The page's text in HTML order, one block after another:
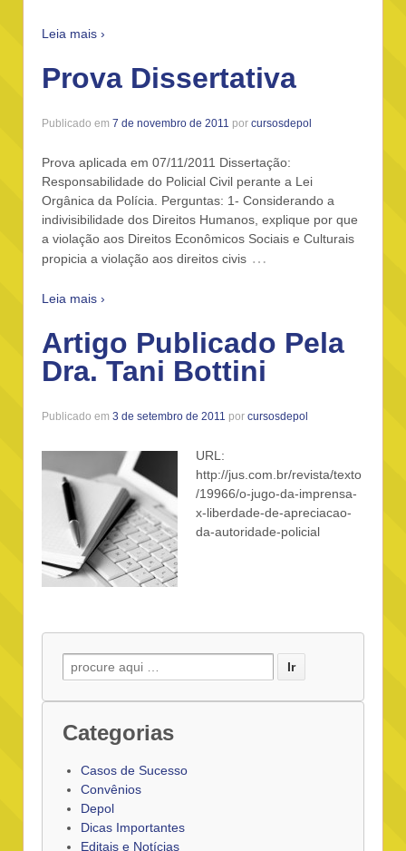
Leia mais ›
Prova Dissertativa
Publicado em 7 de novembro de 2011 por cursosdepol
Prova aplicada em 07/11/2011 Dissertação:
Responsabilidade do Policial Civil perante a Lei
Orgânica da Polícia. Perguntas: 1- Considerando a
indivisibilidade dos Direitos Humanos, explique por que
a violação aos Direitos Econômicos Sociais e Culturais
propicia a violação aos direitos civis …
Leia mais ›
Artigo Publicado Pela
Dra. Tani Bottini
Publicado em 3 de setembro de 2011 por cursosdepol
URL:
http://jus.com.br/revista/texto
/19966/o-jugo-da-imprensa-
x-liberdade-de-apreciacao-
da-autoridade-policial
Buscar por:
Categorias
Casos de Sucesso
Convênios
Depol
Dicas Importantes
Editais e Notícias